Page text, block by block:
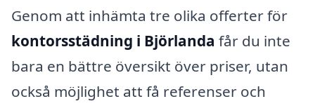
Genom att inhämta tre olika offerter för
kontorsstädning i Björlanda får du inte
bara en bättre översikt över priser, utan
också möjlighet att få referenser och